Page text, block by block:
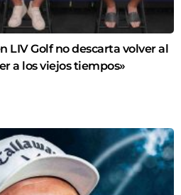
LIV Golf no descarta volver al
a los viejos tiempos»